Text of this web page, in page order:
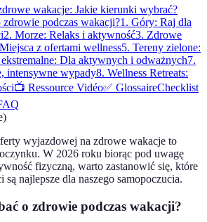
wakacje: Jakie kierunki wybrać?
podczas wakacji?1. Góry: Raj dla
2. Morze: Relaks i aktywność3. Zdrowe
z ofertami wellness5. Tereny zielone:
Dla aktywnych i odważnych7.
intensywne wypady8. Wellness Retreats:
📺 Ressource Vidéo✅ GlossaireChecklist
)
wyjazdowej na zdrowe wakacje to
W 2026 roku biorąc pod uwagę
fizyczną, warto zastanowić się, które
najlepsze dla naszego samopoczucia.
o zdrowie podczas wakacji?